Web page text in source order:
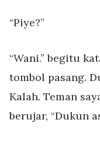
“Piye?”
“Wani.” begitu
tombol pasang.
Kalah. Teman
berujar, “Dukun